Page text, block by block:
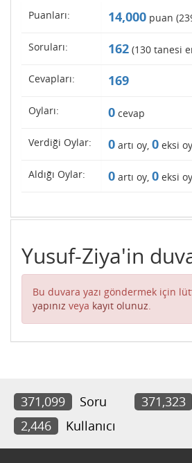
Puanları: 14,000 puan (
Soruları: 162 (130 tanesi
Cevapları: 169
Oyları: 0 cevap
Verdiği Oylar: 0 artı oy, 0 eksi oy
Aldığı Oylar: 0 artı oy, 0 eksi oy
Yusuf-Ziya'in
Bu duvara yazı göndermek için
yapınız veya kayıt olunuz.
371,099 Soru 371,323
2,446
Kullanıcı